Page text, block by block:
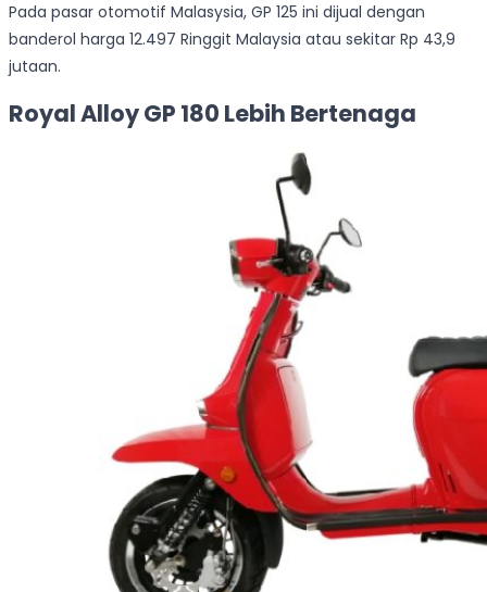
Pada pasar otomotif Malasysia, GP 125 ini dijual dengan
banderol harga 12.497 Ringgit Malaysia atau sekitar Rp 43,9
jutaan.
Royal Alloy GP 180 Lebih Bertenaga